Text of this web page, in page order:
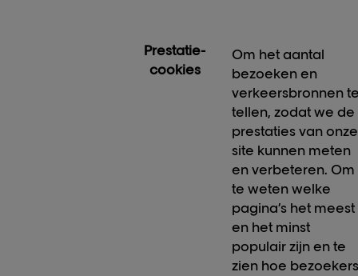
Prestatie-
cookies
Om het aantal
bezoeken en
verkeersbronnen
tellen, zodat we de
prestaties van onze
site kunnen meten
en verbeteren. Om
te weten welke
pagina’s het meest
en het minst
populair zijn en te
zien hoe